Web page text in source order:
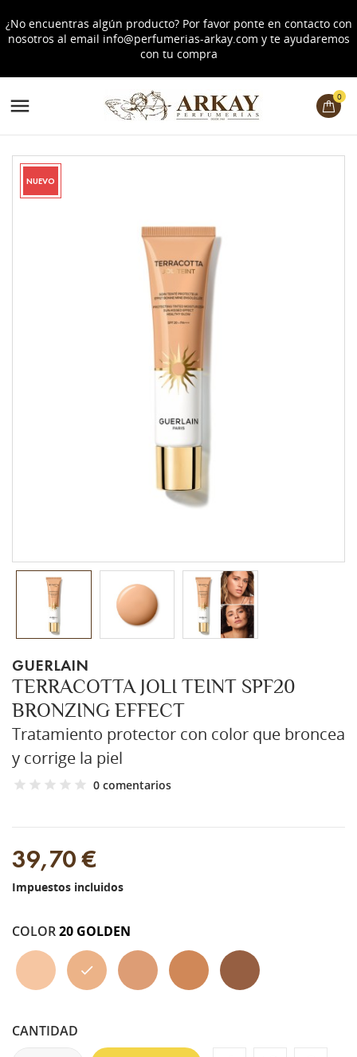
¿No encuentras algún producto? Por favor ponte en contacto con
nosotros al email info@perfumerias-arkay.com y te ayudaremos
con tu compra
 0
NUEVO
GUERLAIN
TERRACOTTA JOLI TEINT SPF20
BRONZING EFFECT
Tratamiento protector con color que broncea
y corrige la piel
0 comentarios
39,70 €
Impuestos incluidos
COLOR20 GOLDEN
10
SUNVEIL
20
GOLDEN
30
SUNWARM
40
AMBER
50
BRONZE
CANTIDAD